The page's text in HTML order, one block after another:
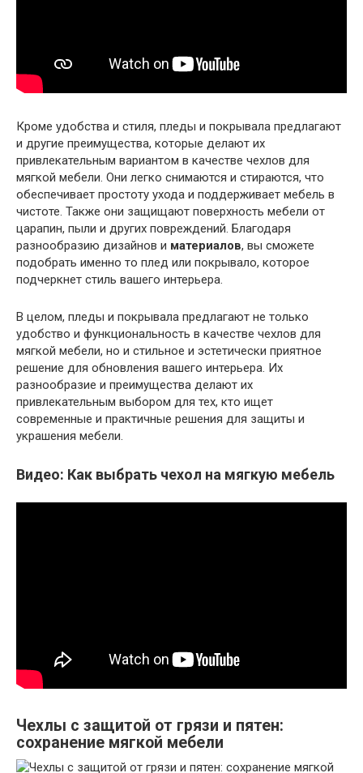
Кроме удобства и стиля, пледы и покрывала предлагают
и другие преимущества, которые делают их
привлекательным вариантом в качестве чехлов для
мягкой мебели. Они легко снимаются и стираются, что
обеспечивает простоту ухода и поддерживает мебель в
чистоте. Также они защищают поверхность мебели от
царапин, пыли и других повреждений. Благодаря
разнообразию дизайнов и материалов, вы сможете
подобрать именно то плед или покрывало, которое
подчеркнет стиль вашего интерьера.
В целом, пледы и покрывала предлагают не только
удобство и функциональность в качестве чехлов для
мягкой мебели, но и стильное и эстетически приятное
решение для обновления вашего интерьера. Их
разнообразие и преимущества делают их
привлекательным выбором для тех, кто ищет
современные и практичные решения для защиты и
украшения мебели.
Видео: Как выбрать чехол на мягкую мебель
Чехлы с защитой от грязи и пятен:
сохранение мягкой мебели